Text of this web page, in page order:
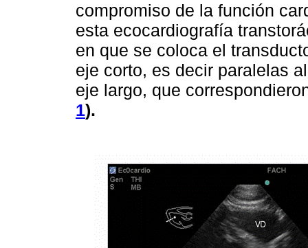
compromiso de la función
esta ecocardiografía
en que se coloca el
eje corto, es decir paralelas
eje largo, que
1).